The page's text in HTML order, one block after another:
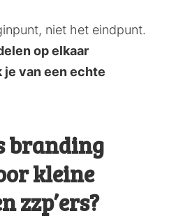
niet het eindpunt.
op elkaar
je van een echte
branding
kleine
zzp’ers?